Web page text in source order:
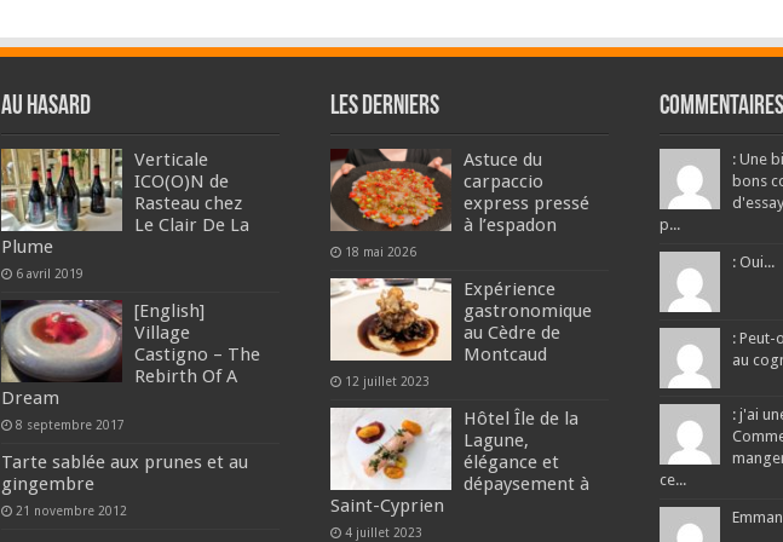
Au hasard
Verticale
ICO(O)N de
Rasteau chez
Le Clair De La
Plume
6 avril 2019
[English]
Village
Castigno – The
Rebirth Of A
Dream
8 septembre 2017
Tarte sablée aux prunes et au
gingembre
21 novembre 2012
Les derniers
Astuce du
carpaccio
express pressé
à l’espadon
18 mai 2026
Expérience
gastronomique
au Cèdre de
Montcaud
12 juillet 2023
Hôtel Île de la
Lagune,
élégance et
dépaysement à
Saint-Cyprien
4 juillet 2023
: Une
bons
p...
: Oui...
: Peut-
au
: j'ai
ce...